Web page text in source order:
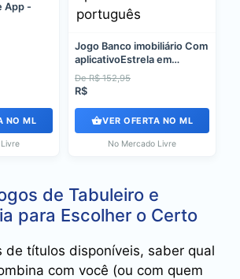
App -
NO ML
Jogo Banco imobiliário Com
aplicativoEstrela em
português
De R$ 152,95
R$
VER OFERTA NO ML
No Mercado Livre
de Tabuleiro e
para Escolher o Certo
de títulos disponíveis, saber qual
com você (ou com quem